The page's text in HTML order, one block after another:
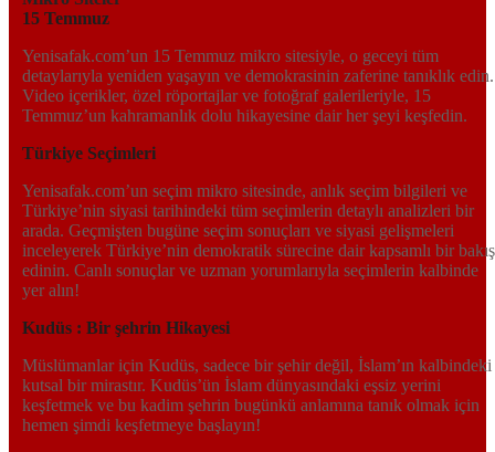
15 Temmuz
Yenisafak.com’un 15 Temmuz mikro sitesiyle, o geceyi tüm
detaylarıyla yeniden yaşayın ve demokrasinin zaferine tanıklık edin.
Video içerikler, özel röportajlar ve fotoğraf galerileriyle, 15
Temmuz’un kahramanlık dolu hikayesine dair her şeyi keşfedin.
Türkiye Seçimleri
Yenisafak.com’un seçim mikro sitesinde, anlık seçim bilgileri ve
Türkiye’nin siyasi tarihindeki tüm seçimlerin detaylı analizleri bir
arada. Geçmişten bugüne seçim sonuçları ve siyasi gelişmeleri
inceleyerek Türkiye’nin demokratik sürecine dair kapsamlı bir bakış
edinin. Canlı sonuçlar ve uzman yorumlarıyla seçimlerin kalbinde
yer alın!
Kudüs : Bir şehrin Hikayesi
Müslümanlar için Kudüs, sadece bir şehir değil, İslam’ın kalbindeki
kutsal bir mirastır. Kudüs’ün İslam dünyasındaki eşsiz yerini
keşfetmek ve bu kadim şehrin bugünkü anlamına tanık olmak için
hemen şimdi keşfetmeye başlayın!